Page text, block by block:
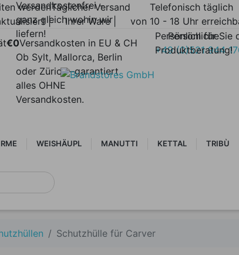
werden
|
Täglicher Versand
Ihrer Ware |
Telefonisch täglich
von 10 - 18 Uhr
€0Versandkosten in EU & CH
Versandkostenfrei –
ganz gleich wohin wir
liefern!
Ob Sylt, Mallorca, Berlin
oder Zürich –garantiert
alles OHNE
Versandkosten.
Persönlich für Sie
+49 (0)521 944
Persönliche
Produktberatung!
WEISHÄUPL MANUTTI KETTAL TRIBÙ
Schutzhülle für Carver